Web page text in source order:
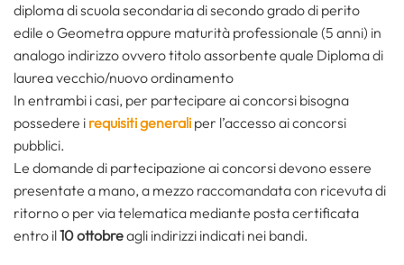
diploma di scuola secondaria di secondo grado di perito
edile o Geometra oppure maturità professionale (5 anni) in
analogo indirizzo ovvero titolo assorbente quale Diploma di
laurea vecchio/nuovo ordinamento
In entrambi i casi, per partecipare ai concorsi bisogna
possedere i requisiti generali per l’accesso ai concorsi
pubblici.
Le domande di partecipazione ai concorsi devono essere
presentate a mano, a mezzo raccomandata con ricevuta di
ritorno o per via telematica mediante posta certificata
entro il10 ottobreagli indirizzi indicati nei bandi.